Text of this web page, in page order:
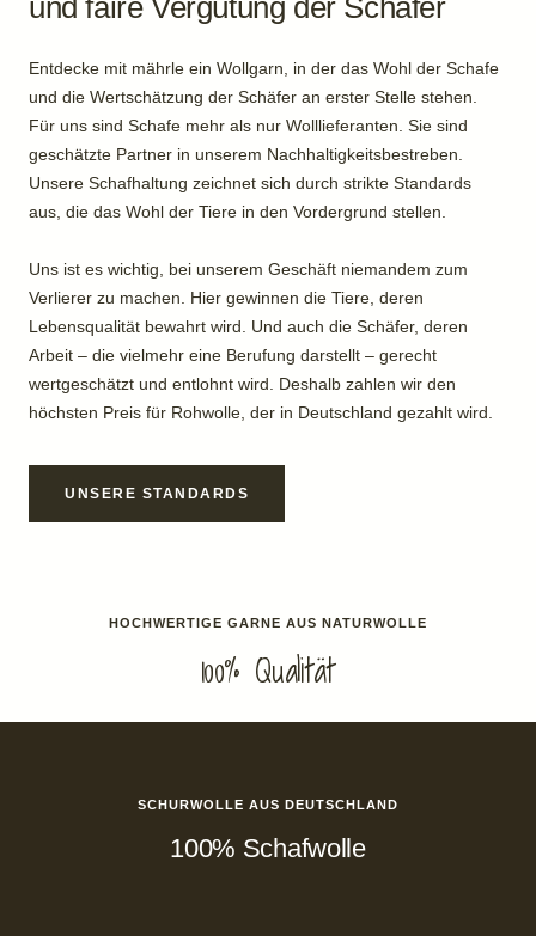
Entdecke mit mährle ein Wollgarn, in der das Wohl der Schafe
und die Wertschätzung der Schäfer an erster Stelle stehen.
Für uns sind Schafe mehr als nur Wolllieferanten. Sie sind
geschätzte Partner in unserem Nachhaltigkeitsbestreben.
Unsere Schafhaltung zeichnet sich durch strikte Standards
aus, die das Wohl der Tiere in den Vordergrund stellen.
Uns ist es wichtig, bei unserem Geschäft niemandem zum
Verlierer zu machen. Hier gewinnen die Tiere, deren
Lebensqualität bewahrt wird. Und auch die Schäfer, deren
Arbeit – die vielmehr eine Berufung darstellt – gerecht
wertgeschätzt und entlohnt wird. Deshalb zahlen wir den
höchsten Preis für Rohwolle, der in Deutschland gezahlt wird.
UNSERE STANDARDS
HOCHWERTIGE GARNE AUS NATURWOLLE
100% Qualität
SCHURWOLLE AUS DEUTSCHLAND
100% Schafwolle